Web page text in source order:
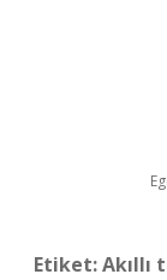
Etiket:Akıllı